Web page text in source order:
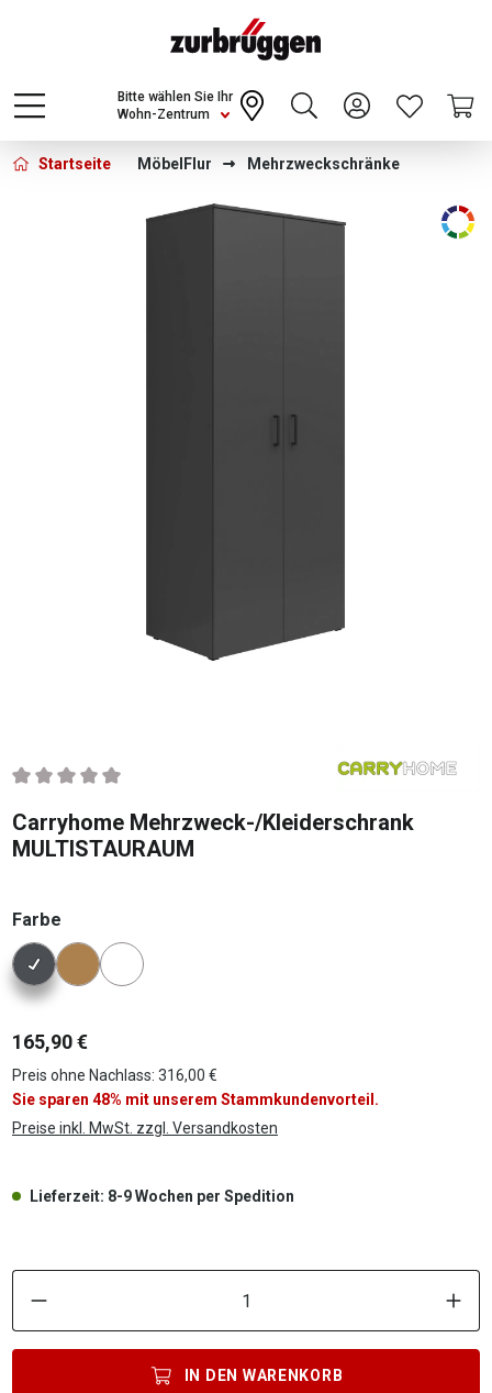
Choose a different country or region to see
content for your location and shop online
CONTINUE
Wohn-Zentrum
Bitte wählen Sie Ihr
Startseite Möbel Flur Mehrzweckschränke
Bildergalerie überspringen
Durchschnittliche Bewertung von 0 von 5 Sternen
Carryhome Mehrzweck-/Kleiderschrank
MULTISTAURAUM
Farbe
Konfigurator Farbe
165,90 €
Preis ohne Nachlass: 316,00 €
Sie sparen 48% mit unserem Stammkundenvorteil.
Preise inkl. MwSt. zzgl. Versandkosten
Lieferzeit: 8-9 Wochen per Spedition
IN DEN WARENKORB